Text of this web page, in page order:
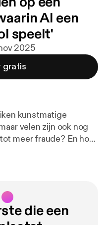
AI een
speelt'
nov 2025
gratis
kunstmatige
velen zijn ook nog
meer fraude? En hoe
van
verstand-van-
die een